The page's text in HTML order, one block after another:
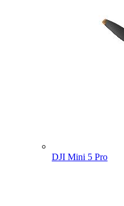
DJI Mini 5 Pro